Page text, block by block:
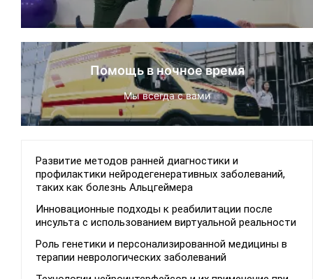
Помощь в ночное время
Мы всегда с вами
Развитие методов ранней диагностики и
профилактики нейродегенеративных заболеваний,
таких как болезнь Альцгеймера
Инновационные подходы к реабилитации после
инсульта с использованием виртуальной реальности
Роль генетики и персонализированной медицины в
терапии неврологических заболеваний